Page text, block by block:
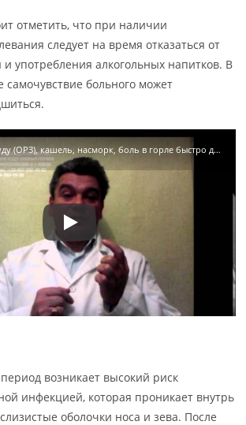
отметить, что при наличии
следует на время отказаться от
употребления алкогольных напитков. В
самочувствие больного может
как вылечить простуду (ОРЗ), кашель, насморк, боль в горле быстро дома народными средствами
возникает высокий риск
инфекцией, которая проникает внутрь
оболочки носа и зева. После